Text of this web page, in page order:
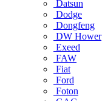
Datsun
Dodge
Dongfeng
DW Hower
Exeed
FAW
Fiat
Ford
Foton